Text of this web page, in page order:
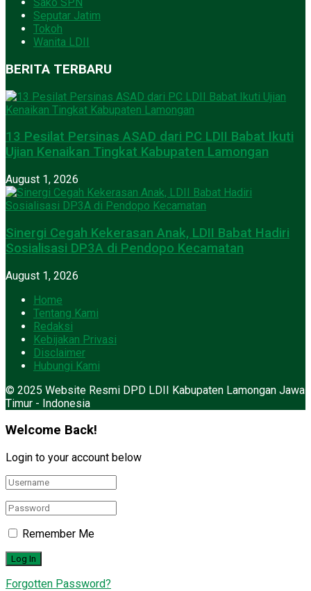
Seputar Jatim
Tokoh
Wanita LDII
BERITA TERBARU
13 Pesilat Persinas ASAD dari PC LDII Babat Ikuti
Ujian Kenaikan Tingkat Kabupaten Lamongan
August 1, 2026
Sinergi Cegah Kekerasan Anak, LDII Babat Hadiri
Sosialisasi DP3A di Pendopo Kecamatan
August 1, 2026
Home
Tentang Kami
Redaksi
Kebijakan Privasi
Disclaimer
Hubungi Kami
© 2025 Website Resmi DPD LDII Kabupaten Lamongan Jawa
Timur - Indonesia
Welcome Back!
Login to your account below
Remember Me
Forgotten Password?